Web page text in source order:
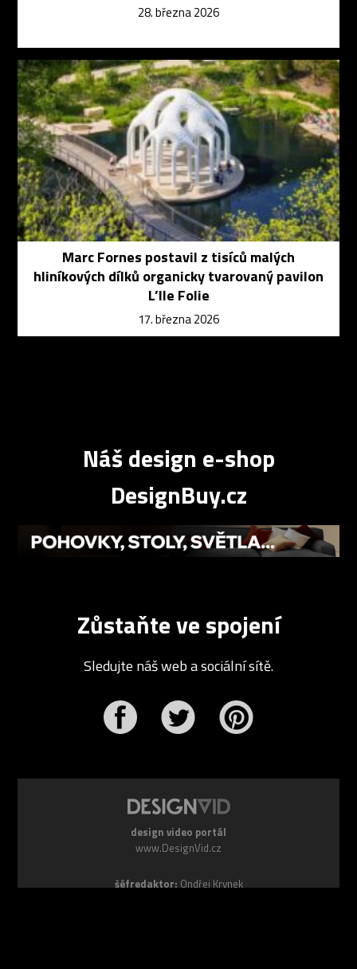
28. března 2026
Marc Fornes postavil z tisíců malých
hliníkových dílků organicky tvarovaný pavilon
L’Ile Folie
17. března 2026
Náš design e-shop
DesignBuy.cz
Zůstaňte ve spojení
Sledujte náš web a sociální sítě.
design video portál
www.DesignVid.cz
šéfredaktor: Ondřej Krynek